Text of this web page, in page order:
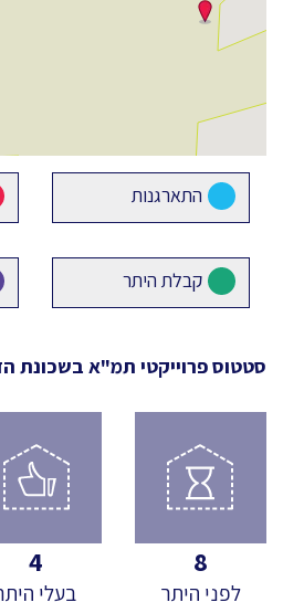
התארגנות
קבלת היתר
סטטוס פרוייקטי תמ"א בשכונת
8
לפני היתר
4
בעלי